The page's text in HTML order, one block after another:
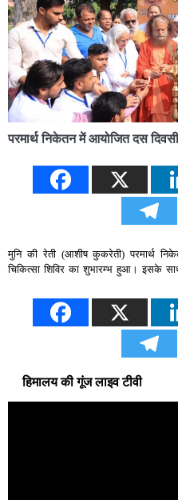
परमार्थ निकेतन में आयोजित दस
मुनि की रेती (आशीष कुकरेती) परमार्थ
चिकित्सा शिविर का शुभारम्भ हुआ। इसके
हिमालय की गूंज लाइव टीवी